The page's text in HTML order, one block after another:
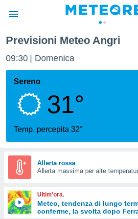
di
per
le
di
Web
le
Previsioni Meteo Angri
09:30 Domenica
Sereno
31°
Temp. percepita 32°
Allerta rossa
Allerta massima per alte
Ultim'ora.
Meteo, tendenza di lungo
conferme, la svolta dopo